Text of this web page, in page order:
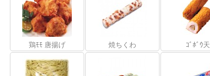
鶏ﾓﾓ 唐揚げ 焼ちくわ ｺﾞﾎﾞｳ天